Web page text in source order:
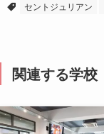
セントジュリアン
関連する学校